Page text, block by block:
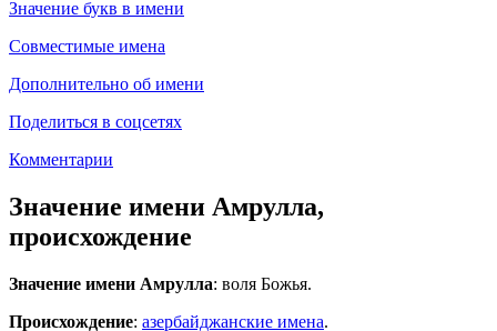
Значение букв в имени
Совместимые имена
Дополнительно об имени
Поделиться в соцсетях
Комментарии
Значение имени Амрулла,
происхождение
Значение имени Амрулла: воля Божья.
Происхождение: азербайджанские имена.